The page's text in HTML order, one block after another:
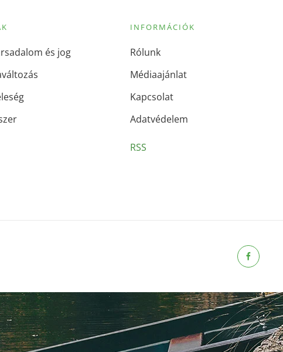
és jog
INFORMÁCIÓK
Rólunk
Médiaajánlat
Kapcsolat
Adatvédelem
RSS